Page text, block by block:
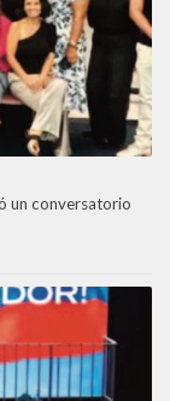
un conversatorio